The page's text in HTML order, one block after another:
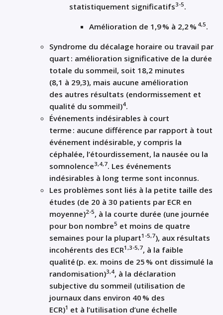
statistiquement significatifs3-5.
Amélioration de 1 ,9% à 2,2 % 4,5.
Syndrome du décalage horaire ou travail par
quart : amélioration significative de la durée
totale du sommeil, soit 18,2 minutes
(8,1 à 29,3), mais aucune amélioration
des autres résultats (endormissement et
qualité du sommeil)4.
Événements indésirables à court
terme : aucune différence par rapport à tout
événement indésirable, y compris la
céphalée, l’étourdissement, la nausée ou la
somnolence3,4,7. Les événements
indésirables à long terme sont inconnus.
Les problèmes sont liés à la petite taille des
études (de 20 à 30 patients par ECR en
moyenne)2-5, à la courte durée (une journée
pour bon nombre5 et moins de quatre
semaines pour la plupart1-5,7), aux résultats
incohérents des ECR1,3-5,7, à la faible
qualité (p. ex. moins de 25 % ont dissimulé la
randomisation)3,4, à la déclaration
subjective du sommeil (utilisation de
journaux dans environ 40 % des
ECR)1 et à l’utilisation d’une échelle